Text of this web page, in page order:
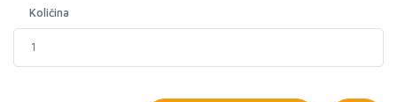
Količina